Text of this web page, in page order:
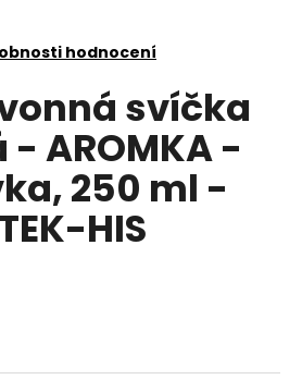
hodnocení
svíčka
AROMKA -
250 ml -
HIS